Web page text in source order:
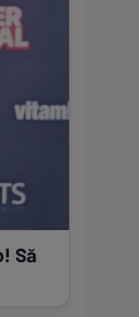
Să